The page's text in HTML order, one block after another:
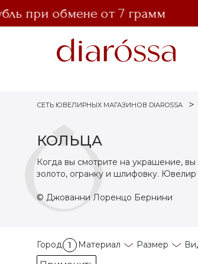
при обмене от 7 грамм
СЕТЬ ЮВЕЛИРНЫХ МАГАЗИНОВ DIAROSSA
КОЛЬЦА
Когда вы смотрите на украшение,
золото, огранку и шлифовку.
© Джованни Лоренцо Бернини
Город 1 Материал Размер